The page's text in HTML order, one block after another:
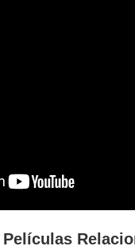
Películas